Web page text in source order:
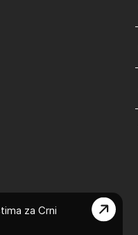
za Crni